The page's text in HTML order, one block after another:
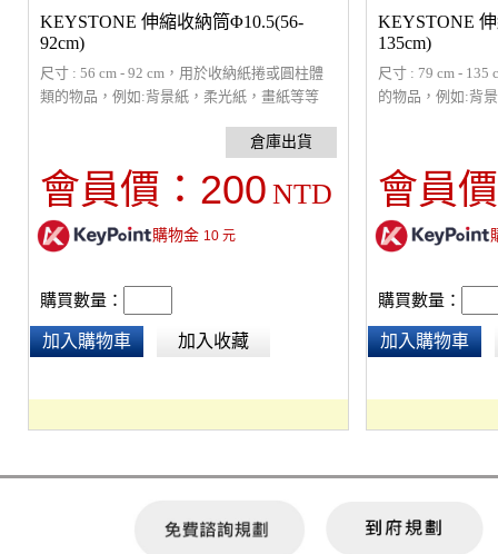
KEYSTONE 伸縮收納筒Φ10.5(56-
92cm)
尺寸 : 56 cm - 92 cm，用於收納紙捲或圓柱體
類的物品，例如:背景紙，柔光紙，畫紙等等
會員價： 200 NTD
購物金 10元
購買數量：
加入購物車 加入收藏
KEYSTONE
135cm)
尺寸 : 79 cm - 135
的物品，例如:背
會員
購買數量：
加入購物車